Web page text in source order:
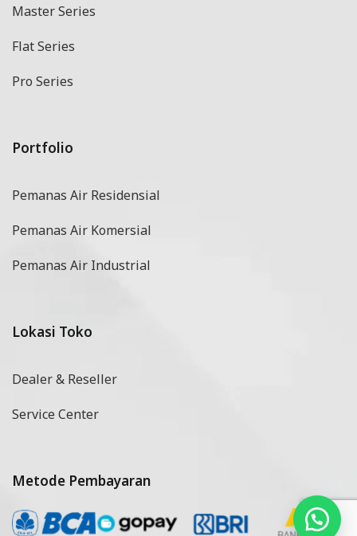
Master Series
Flat Series
Pro Series
Portfolio
Pemanas Air Residensial
Pemanas Air Komersial
Pemanas Air Industrial
Lokasi Toko
Dealer & Reseller
Service Center
Metode Pembayaran